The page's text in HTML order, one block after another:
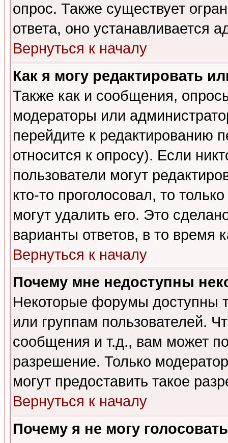
опрос. Также существует
ответа, оно устанавливается
Вернуться к началу
Как я могу редактировать
Также как и сообщения,
модераторы или
перейдите к редактированию
относится к опросу). Если
пользователи могут
кто-то проголосовал, то
могут удалить его. Это
варианты ответов, в то время
Вернуться к началу
Почему мне недоступны
Некоторые форумы доступны
или группам пользователей.
сообщения и т.д., вам может
разрешение. Только
могут предоставить такое
Вернуться к началу
Почему я не могу